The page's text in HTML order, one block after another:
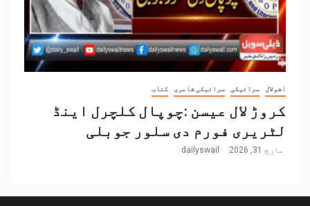
اشولال سرائیکی سرائیکی شاعری کتاب
کروڑ لال عیسن :چوپال کلچرل اینڈ
لٹریری فورم دی سلور جوبلی
مارچ 31, 2026 dailyswail